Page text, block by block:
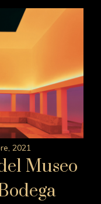
2021
Museo